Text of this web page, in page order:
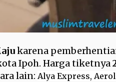
karena
Ipoh. Harga tiketnya
lain: Alya Express,